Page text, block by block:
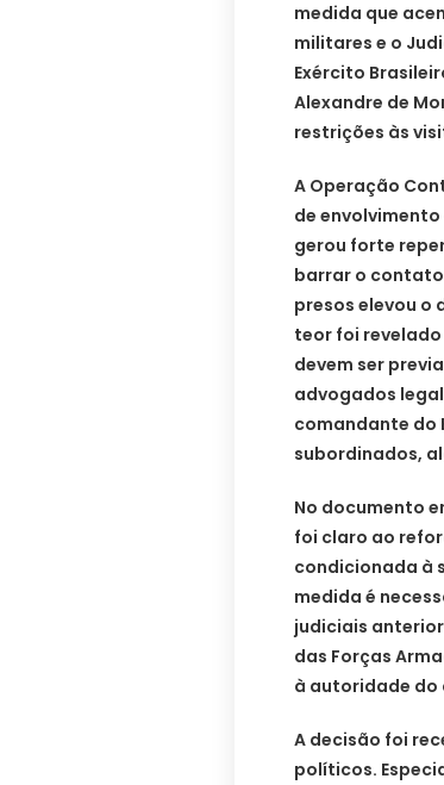
medida que
militares e o
Exército
Alexandre de
restrições às
A Operação
de
gerou forte
barrar o
presos elevou o
teor foi
devem ser
advogados
comandante do
subordinados,
No documento
foi claro ao
condicionada à
medida é
judiciais
das Forças
à autoridade do
A decisão foi
políticos.